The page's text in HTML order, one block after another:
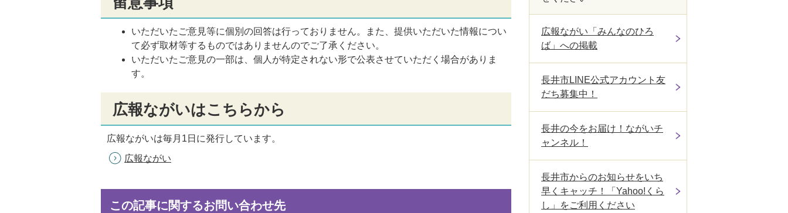
いただいたご意見等に個別の回答は行っておりません。また、提供いただいた情報につい
て必ず取材等するものではありませんのでご了承ください。
いただいたご意見の一部は、個人が特定されない形で公表させていただく場合がありま
す。
広報ながいはこちらから
広報ながいは毎月1日に発行しています。
広報ながい
この記事に関するお問い合わせ先
広報ながい「みんなのひろ
ば」への掲載
長井市LINE公式アカウント友
だち募集中！
長井の今をお届け！ながいチ
ャンネル！
長井市からのお知らせをいち
早くキャッチ！「Yahoo!くら
し」をご利用ください